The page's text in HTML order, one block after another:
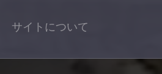
サイトについて